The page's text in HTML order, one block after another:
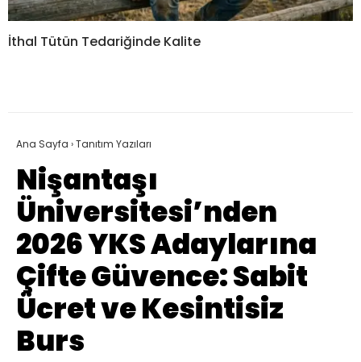
İthal Tütün Tedariğinde Kalite
Ana Sayfa ›Tanıtım Yazıları
Nişantaşı
Üniversitesi’nden
2026 YKS Adaylarına
Çifte Güvence: Sabit
Ücret ve Kesintisiz
Burs